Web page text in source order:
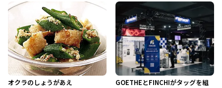
オクラのしょうがあえ
GOETHEとFINCHIがタッグを組